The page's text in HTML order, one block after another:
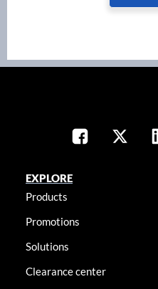
EXPLORE
Products
Promotions
Solutions
Clearance center